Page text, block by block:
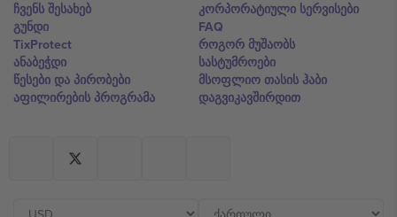
ჩვენს შესახებ
გუნდი
TixProtect
ანაბეჭდი
წესები და პირობები
აფილირების პროგრამა
კორპორატიული სერვისები
FAQ
როგორ მუშაობს
სასტუმროები
მსოფლიო თასის ჰაბი
დაგვიკავშირდით